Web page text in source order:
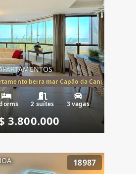
beira mar Capão da Canoa,
2 suítes 3 vagas
3.800.000
18987